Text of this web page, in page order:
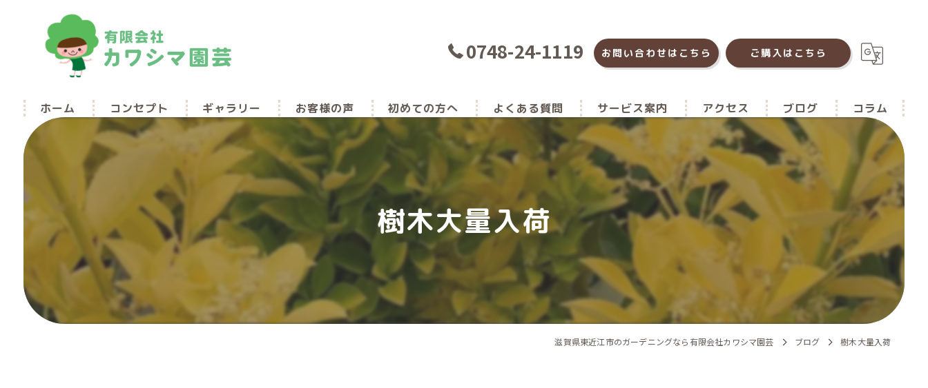
0748-24-1119 お問い合わせはこちら ご購入はこちら
ホーム コンセプト ギャラリー お客様の声 初めての方へ よくある質問 サービス案内
種
肥料
家庭菜園
アクセス ブログ コラム
樹木大量入荷
滋賀県東近江市のガーデニングなら有限会社カワシマ園芸 ブログ 樹木大量入荷